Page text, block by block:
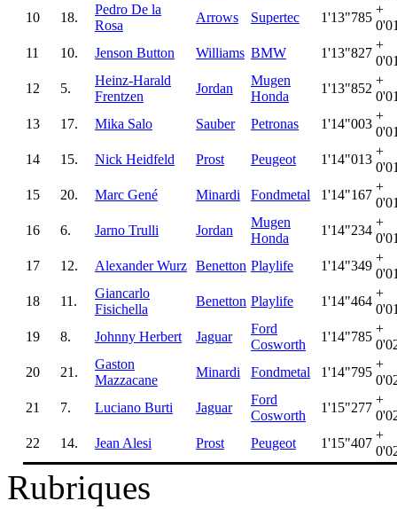
10
18.
Pedro De la
Rosa
Arrows Supertec 1'13"785
+
11
10. Jenson Button Williams BMW 1'13"827
+
12
5.
Heinz-Harald
Frentzen
Jordan
Mugen
Honda
1'13"852
+
13
17. Mika Salo Sauber Petronas 1'14"003
+
14
15. Nick Heidfeld Prost Peugeot 1'14"013
+
15
20. Marc Gené Minardi Fondmetal 1'14"167
+
16
6. Jarno Trulli Jordan
Mugen
Honda
1'14"234
+
17
12. Alexander Wurz Benetton Playlife 1'14"349
+
18
11.
Giancarlo
Fisichella
Benetton Playlife 1'14"464
+
19
8. Johnny Herbert Jaguar
Ford
Cosworth
1'14"785
+
20
21.
Gaston
Mazzacane
Minardi Fondmetal 1'14"795
+
21
7. Luciano Burti Jaguar
Ford
Cosworth
1'15"277
+
22
14. Jean Alesi Prost Peugeot 1'15"407
+
Rubriques